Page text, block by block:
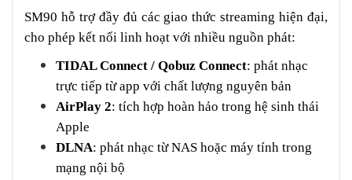
SM90 hỗ trợ đầy đủ các giao thức streaming hiện đại,
cho phép kết nối linh hoạt với nhiều nguồn phát:
TIDAL Connect / Qobuz Connect: phát nhạc
trực tiếp từ app với chất lượng nguyên bản
AirPlay 2: tích hợp hoàn hảo trong hệ sinh thái
Apple
DLNA: phát nhạc từ NAS hoặc máy tính trong
mạng nội bộ